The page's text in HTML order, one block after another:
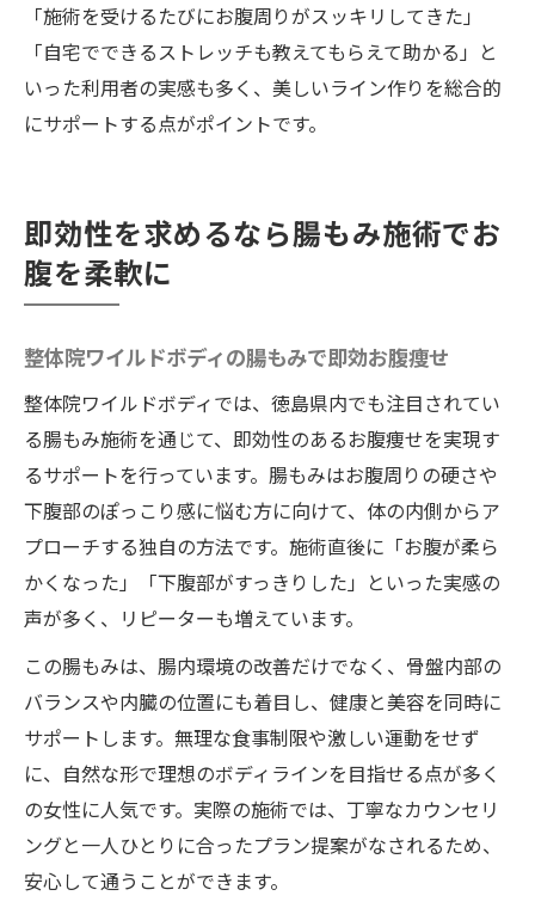
「施術を受けるたびにお腹周りがスッキリしてきた」
「自宅でできるストレッチも教えてもらえて助かる」と
いった利用者の実感も多く、美しいライン作りを総合的
にサポートする点がポイントです。
即効性を求めるなら腸もみ施術でお
腹を柔軟に
整体院ワイルドボディの腸もみで即効お腹痩せ
整体院ワイルドボディでは、徳島県内でも注目されてい
る腸もみ施術を通じて、即効性のあるお腹痩せを実現す
るサポートを行っています。腸もみはお腹周りの硬さや
下腹部のぽっこり感に悩む方に向けて、体の内側からア
プローチする独自の方法です。施術直後に「お腹が柔ら
かくなった」「下腹部がすっきりした」といった実感の
声が多く、リピーターも増えています。
この腸もみは、腸内環境の改善だけでなく、骨盤内部の
バランスや内臓の位置にも着目し、健康と美容を同時に
サポートします。無理な食事制限や激しい運動をせず
に、自然な形で理想のボディラインを目指せる点が多く
の女性に人気です。実際の施術では、丁寧なカウンセリ
ングと一人ひとりに合ったプラン提案がなされるため、
安心して通うことができます。